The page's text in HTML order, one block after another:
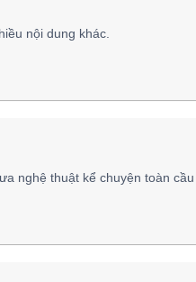
nội dung khác.
nghệ thuật kể chuyện toàn